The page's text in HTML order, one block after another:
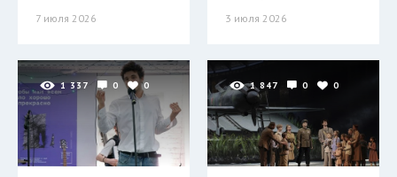
7 июля 2026 3 июля 2026
1 337 0 0 1 847 0 0